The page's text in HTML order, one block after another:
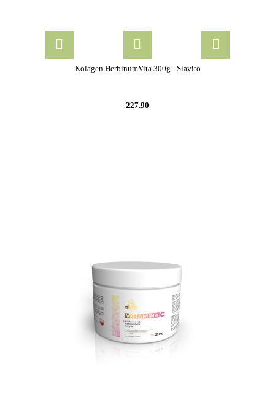
Kolagen HerbinumVita 300g - Slavito
227.90